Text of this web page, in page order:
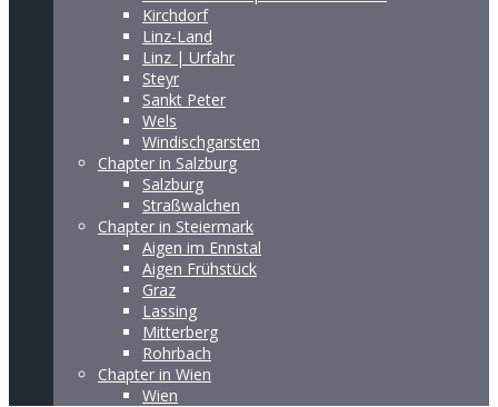
Kirchdorf
Linz-Land
Linz | Urfahr
Steyr
Sankt Peter
Wels
Windischgarsten
Chapter in Salzburg
Salzburg
Straßwalchen
Chapter in Steiermark
Aigen im Ennstal
Aigen Frühstück
Graz
Lassing
Mitterberg
Rohrbach
Chapter in Wien
Wien